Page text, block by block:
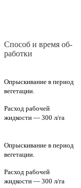
Спо­соб и вре­мя об­
ра­бот­ки
Опрыскивание в период
вегетации.
Расход рабочей
жидкости — 300 л/га
Опрыскивание в период
вегетации.
Расход рабочей
жидкости — 300 л/га